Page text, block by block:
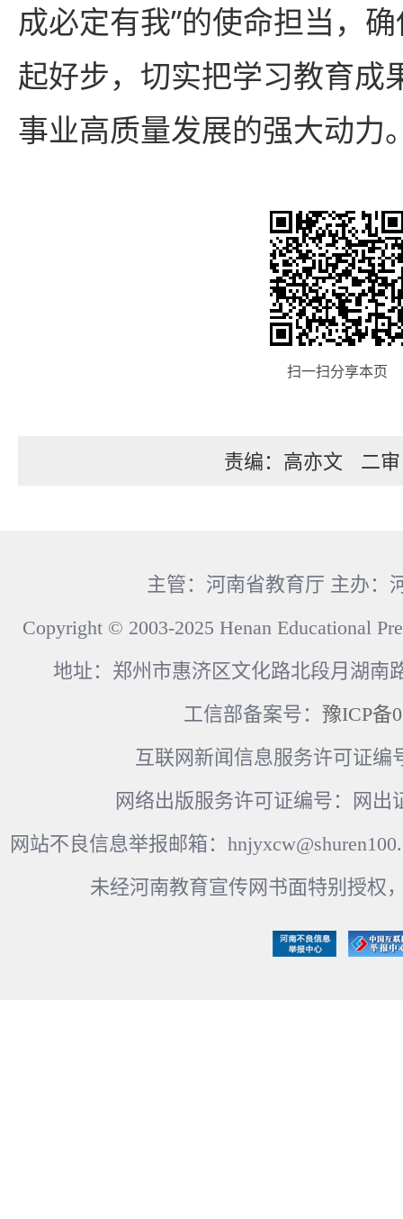
成必定有我”的使命担当，
起好步，切实把学习教育成
事业高质量发展的强大动力
扫一扫分享本页
责编：高亦文 二
主管：河南省教育厅 主办：
Copyright © 2003-2025 Henan Educational
地址：郑州市惠济区文化路北段月湖南
工信部备案号： 豫ICP备
互联网新闻信息服务许可证编
网络出版服务许可证编号：网出
网站不良信息举报邮箱：
未经河南教育宣传网书面特别授权